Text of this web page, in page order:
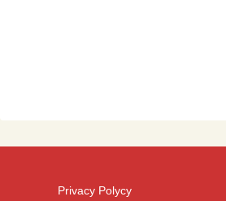
Privacy Polycy